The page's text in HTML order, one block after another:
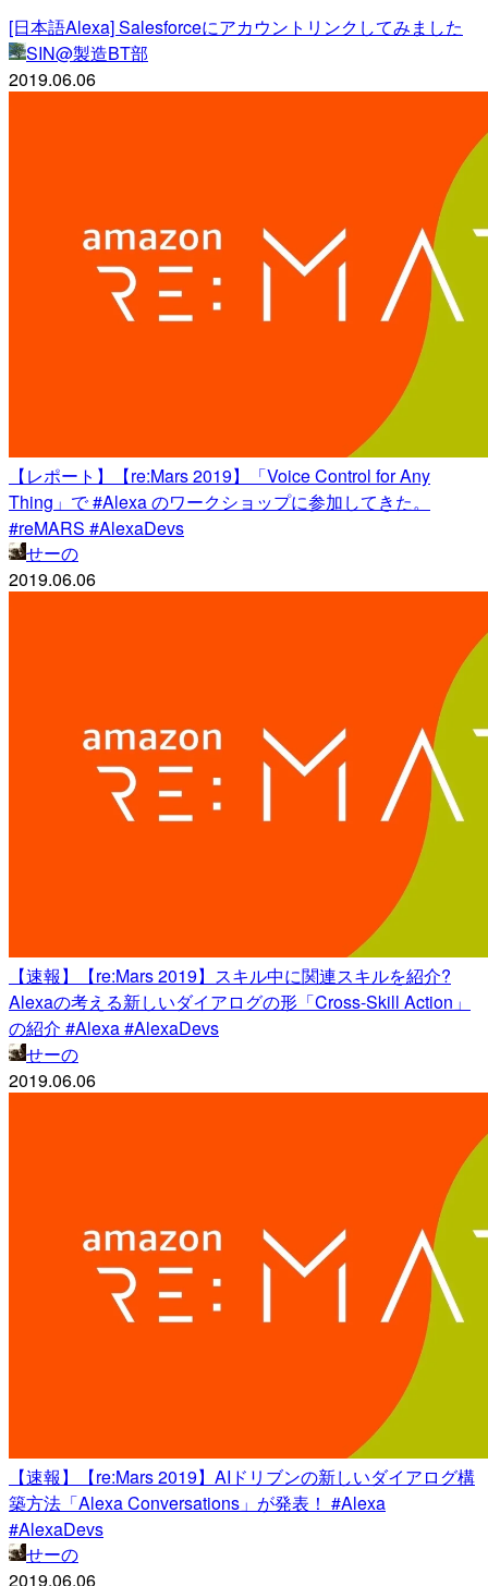
[日本語Alexa] Salesforceにアカウントリンクしてみました
SIN@製造BT部
2019.06.06
【レポート】【re:Mars 2019】「Voice Control for Any
Thing」で #Alexa のワークショップに参加してきた。
#reMARS #AlexaDevs
せーの
2019.06.06
【速報】【re:Mars 2019】スキル中に関連スキルを紹介?
Alexaの考える新しいダイアログの形「Cross-Skill Action」
の紹介 #Alexa #AlexaDevs
せーの
2019.06.06
【速報】【re:Mars 2019】AIドリブンの新しいダイアログ構
築方法「Alexa Conversations」が発表！ #Alexa
#AlexaDevs
せーの
2019.06.06